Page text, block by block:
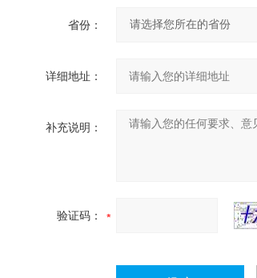
省份：
详细地址：
补充说明：
验证码：